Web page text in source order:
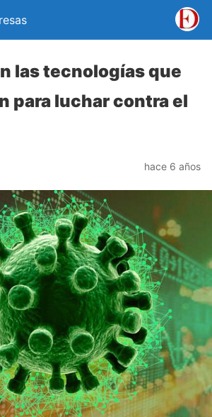
las tecnologías que
para luchar contra el
hace 6 años